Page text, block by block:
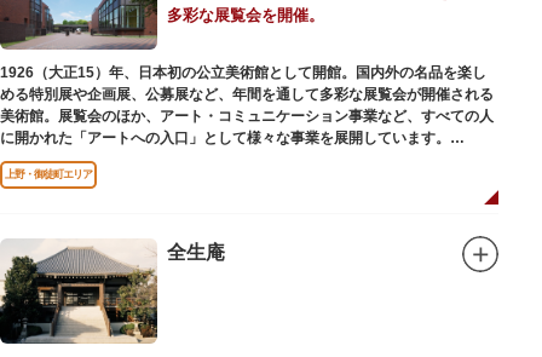
多彩な展覧会を開催。
1926（大正15）年、日本初の公立美術館として開館。国内外の名品を楽し
める特別展や企画展、公募展など、年間を通して多彩な展覧会が開催される
美術館。展覧会のほか、アート・コミュニケーション事業など、すべての人
に開かれた「アートへの入口」として様々な事業を展開しています。
レストランやミュージアムショップも充実。開放的なガラス張りのレストラ
ンからは、美術館のプロムナードや四季折々の公園の景色を眺めることがで
能です（観覧料は展覧会によって異なります。展覧会のスケジュールや観覧
料等の詳細は公式サイトをご確認ください）。
専門のスタッフに子供を預け、ゆっくりと展覧会鑑賞を楽しめる託児サービ
ス「パパママデー（事前予約制）」や、個室スペースのある授乳室、ミルク
用のお湯のサービスもあるのでファミリーにもおすすめです。
上野・御徒町エリア
全生庵